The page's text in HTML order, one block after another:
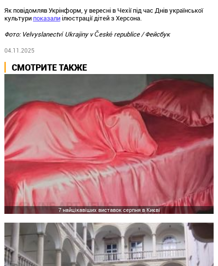
Як повідомляв Укрінформ, у вересні в Чехії під час Днів української
культури показалиілюстрації дітей з Херсона.
Фото: Velvyslanectví Ukrajiny v České republice / Фейсбук
04.11.2025
СМОТРИТЕ ТАКЖЕ
7 найцікавіших виставок серпня в Києві